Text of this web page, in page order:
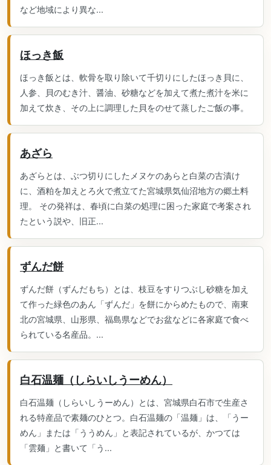
など地域により異な...
ほっき飯
ほっき飯とは、軟骨を取り除いて千切りにしたほっき貝に、
人参、貝のむき汁、醤油、砂糖などを加えて煮た煮汁を米に
加えて炊き、その上に調理した貝をのせて蒸したご飯の事。
あざら
あざらとは、ぶつ切りにしたメヌケのあらと白菜の古漬け
に、酒粕を加えとろ火で煮立てた宮城県気仙沼地方の郷土料
理。 その発祥は、春頃に白菜の処理に困った家庭で考案され
たという説や、旧正...
ずんだ餅
ずんだ餅（ずんだもち）とは、枝豆をすりつぶし砂糖を加え
て作った緑色のあん「ずんだ」を餅にからめたもので、南東
北の宮城県、山形県、福島県などでお盆などに各家庭で食べ
られている名産品。...
白石温麺（しらいしうーめん）
白石温麺（しらいしうーめん）とは、宮城県白石市で生産さ
れる特産品で素麺のひとつ。白石温麺の「温麺」は、「うー
めん」または「ううめん」と表記されているが、かつては
「雲麺」と書いて「う...